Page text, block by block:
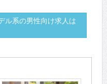
ル系の男性向け求人は